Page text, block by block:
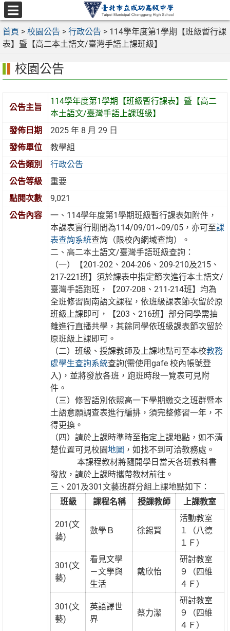
跳
至
主
要
區
選
單
首頁 > 校園公告 > 行政公告 > 114學年度第1學期【班級暫行課
表】暨【高二本土語文/臺灣手語上課班級】
校園公告
公告主旨
114學年度第1學期【班級暫行課表】暨【高二
本土語文/臺灣手語上課班級】
發佈日期
2025 年 8 月 29 日
發佈單位
教學組
公告類別
行政公告
公告等級
重要
點閱次數
9,021
公告內容
一、114學年度第1學期班級暫行課表如附件，
本課表實行期間為114/09/01~09/05，亦可至課
表查詢系統查詢（限校內網域查詢）。
二、高二本土語文/臺灣手語班級查詢：
（一）【201-202、204-206、209-210及215、
217-221班】須於課表中指定節次進行本土語文/
臺灣手語跑班，【207-208、211-214班】均為
全班修習閩南語文課程，依班級課表節次留於原
班級上課即可，【203、216班】部分同學需抽
離進行直播共學，其餘同學依班級課表節次留於
原班級上課即可。
（二）班級、授課教師及上課地點可至本校教務
處學生查詢系統查詢(需使用gafe 校內帳號登
入)，並將發放各班，跑班時段一覽表可見附
件。
（三）修習語別依照高一下學期繳交之班群暨本
土語意願調查表進行編排，須完整修習一年，不
得更換。
（四）請於上課時準時至指定上課地點，如不清
楚位置可見校園地圖 ，如找不到可洽教務處。
本課程教材將隨開學日當天各班教科書
發放，請於上課時攜帶教材前往。
三、201及301文藝班群分組上課地點如下：
班級
課程名稱 授課教師 上課教室
201(文
藝)
數學Ｂ 徐錫賢
活動教室
１（八德
１Ｆ）
301(文
藝)
看見文學
－文學與
生活
戴欣怡
研討教室
９（四維
４Ｆ）
301(文
藝)
英語譯世
界
蔡力潔
研討教室
９（四維
４Ｆ）